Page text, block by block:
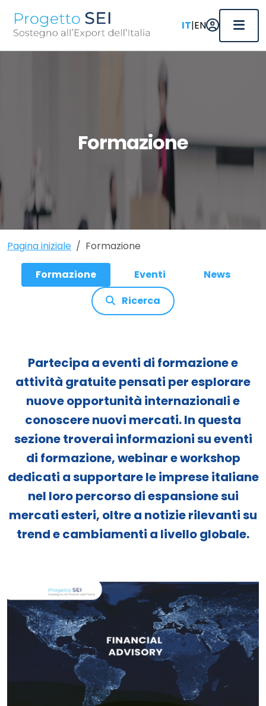
IT|EN
Formazione
Pagina iniziale Formazione
Formazione Eventi
News
Ricerca
Partecipa a eventi di formazione e
attività gratuite pensati per esplorare
nuove opportunità internazionali e
conoscere nuovi mercati. In questa
sezione troverai informazioni su eventi
di formazione, webinar e workshop
dedicati a supportare le imprese italiane
nel loro percorso di espansione sui
mercati esteri, oltre a notizie rilevanti su
trend e cambiamenti a livello globale.